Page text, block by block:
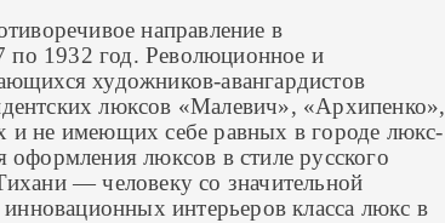
направление в
по 1932 год. Революционное и
художников-авангардистов
люксов «Малевич», «Архипенко»,
не имеющих себе равных в городе люкс-
люксов в стиле русского
— человеку со значительной
интерьеров класса люкс в